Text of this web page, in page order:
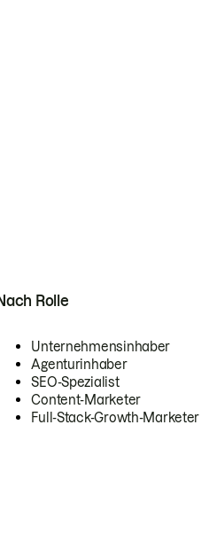
Rolle
Unternehmensinhaber
Agenturinhaber
SEO-Spezialist
Content-Marketer
Full-Stack-Growth-Marketer